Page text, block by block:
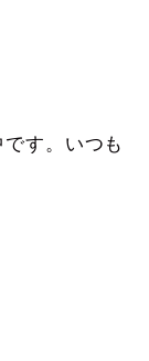
す。いつも